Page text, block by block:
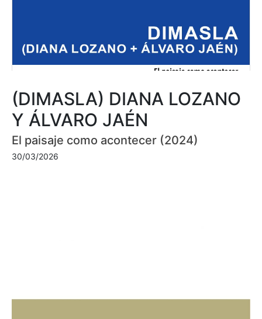
(DIMASLA) DIANA LOZANO
Y ÁLVARO JAÉN
El paisaje como acontecer (2024)
30/03/2026